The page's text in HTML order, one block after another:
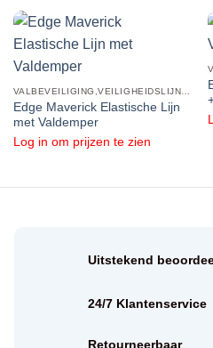
VALBEVEILIGING,VEILIGHEIDSLIJNEN,VANGLIJNEN
Edge Maverick Elastische Lijn
met Valdemper
Log in om prijzen te zien
Uitstekend
24/7 Klantenservice
Retourneerbaar